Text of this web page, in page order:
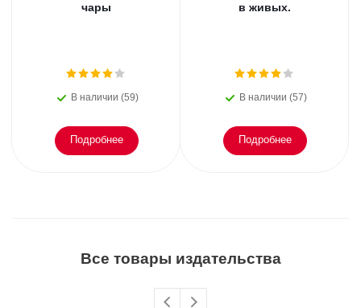
чары
В наличии (59)
Подробнее
в живых.
В наличии (57)
Подробнее
Все товары издательства